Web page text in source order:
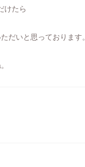
けたら
だいと思っております。